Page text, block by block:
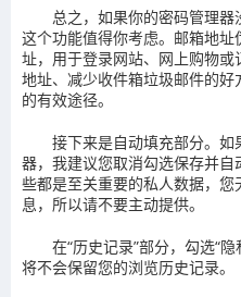
总之，如果你的密码管理
这个功能值得你考虑。邮箱地
址，用于登录网站、网上购物
地址、减少收件箱垃圾邮件的
的有效途径。
接下来是自动填充部分。
器，我建议您取消勾选保存并
些都是至关重要的私人数据，
息，所以请不要主动提供。
在“历史记录”部分，勾选“
将不会保留您的浏览历史记录。